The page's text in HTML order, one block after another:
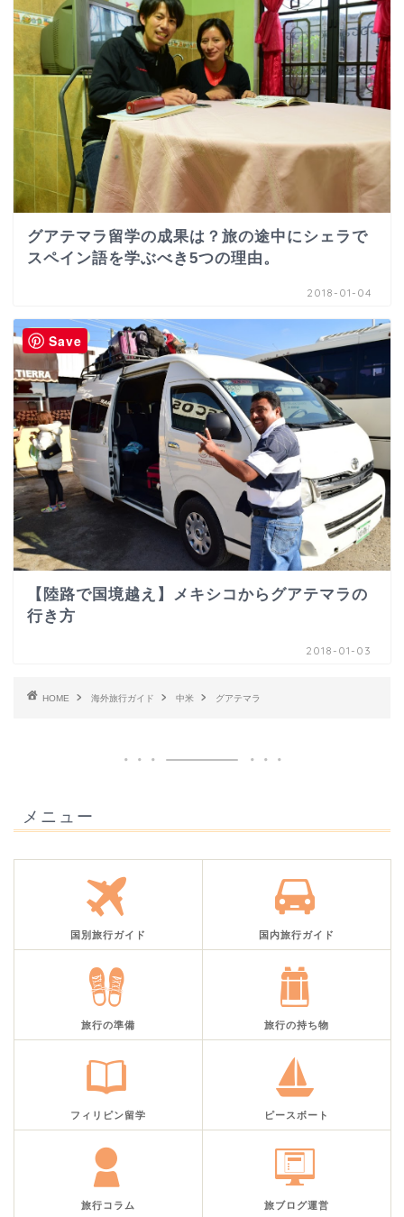
グアテマラ留学の成果は？旅の途中にシェラで
スペイン語を学ぶべき5つの理由。
2018-01-04
グアテマラ
【陸路で国境越え】メキシコからグアテマラの
行き方
2018-01-03
HOME 海外旅行ガイド 中米 グアテマラ
メニュー
国別旅行ガイド 国内旅行ガイド
旅行の準備 旅行の持ち物
フィリピン留学 ピースボート
旅行コラム 旅ブログ運営
Save